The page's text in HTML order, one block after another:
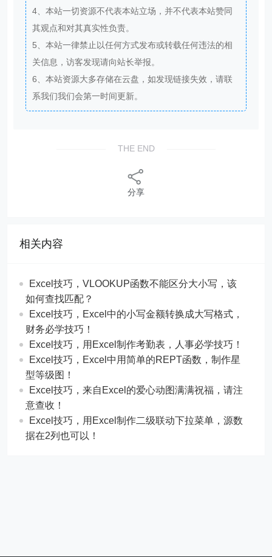
4、本站一切资源不代表本站立场，并不代表本站赞同
其观点和对其真实性负责。
5、本站一律禁止以任何方式发布或转载任何违法的相
关信息，访客发现请向站长举报。
6、本站资源大多存储在云盘，如发现链接失效，请联
系我们我们会第一时间更新。
THE END
分享
相关内容
Excel技巧，​​VLOOKUP函数不能区分大小写，该
如何查找匹配？
​​Excel技巧，Excel中的小写金额转换成大写格式，
财务必学技巧！
​​Excel技巧，用Excel制作考勤表，人事必学技巧！
Excel技巧，​​Excel中用简单的REPT函数，制作星
型等级图！
Excel技巧，来自Excel的爱心动图满满祝福，请注
意查收！
Excel技巧，用Excel制作二级联动下拉菜单，源数
据在2列也可以！